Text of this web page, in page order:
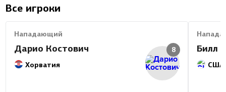
Все игроки
Нападающий
Дарио Костович
Хорватия
8 Билл
США